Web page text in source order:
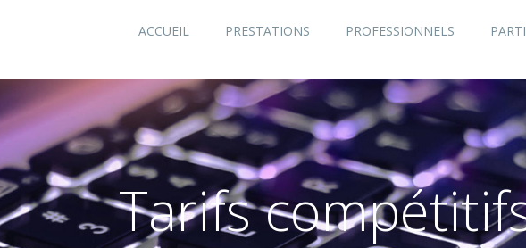
ACCUEIL PRESTATIONS PROFESSIONNELS
Tarifs